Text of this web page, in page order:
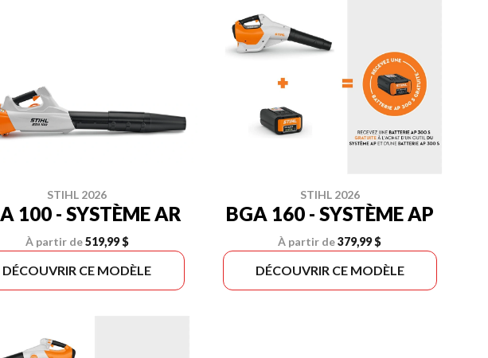
STIHL 2026
100 - SYSTÈME AR
À partir de519,99 $
DÉCOUVRIR CE MODÈLE
STIHL 2026
BGA 160 - SYSTÈME AP
À partir de379,99 $
DÉCOUVRIR CE MODÈLE